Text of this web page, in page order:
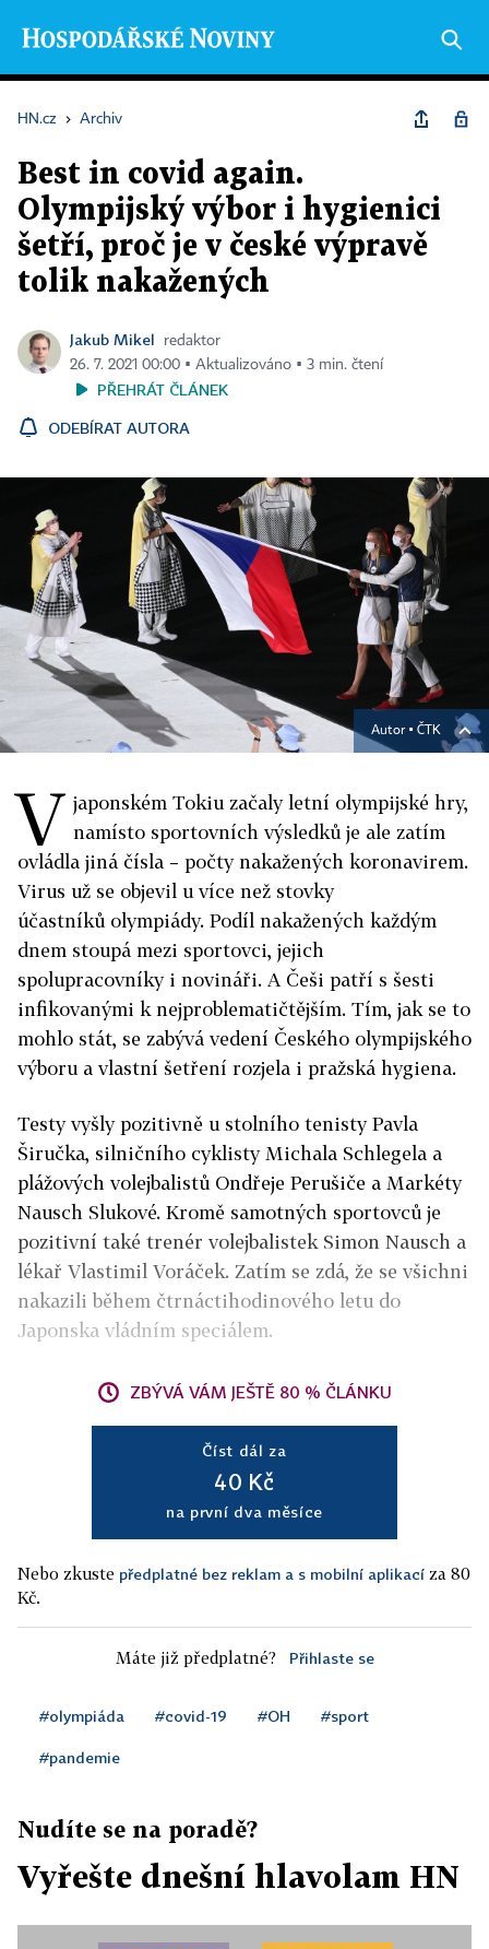
HN.cz › Archiv
Best in covid again.
Olympijský výbor i hygienici
šetří, proč je v české výpravě
tolik nakažených
Jakub Mikel
redaktor
26. 7. 2021 00:00 ▪ Aktualizováno ▪ 3 min. čtení
PŘEHRÁT ČLÁNEK
ODEBÍRAT AUTORA
Autor ▪ ČTK
V japonském Tokiu začaly letní olympijské hry,
namísto sportovních výsledků je ale zatím
ovládla jiná čísla – počty nakažených koronavirem.
Virus už se objevil u více než stovky
účastníků olympiády. Podíl nakažených každým
dnem stoupá mezi sportovci, jejich
spolupracovníky i novináři. A Češi patří s šesti
infikovanými k nejproblematičtějším. Tím, jak se to
mohlo stát, se zabývá vedení Českého olympijského
výboru a vlastní šetření rozjela i pražská hygiena.
Testy vyšly pozitivně u stolního tenisty Pavla
Širučka, silničního cyklisty Michala Schlegela a
plážových volejbalistů Ondřeje Perušiče a Markéty
Nausch Slukové. Kromě samotných sportovců je
pozitivní také trenér volejbalistek Simon Nausch a
lékař Vlastimil Voráček. Zatím se zdá, že se všichni
nakazili během čtrnáctihodinového letu do
Japonska vládním speciálem.
ZBÝVÁ VÁM JEŠTĚ 80 % ČLÁNKU
Číst dál za
40 Kč
na první dva měsíce
Nebo zkuste předplatné bez reklam a s mobilní aplikací za 80
Kč.
Máte již předplatné? Přihlaste se
#olympiáda #covid-19 #OH #sport
#pandemie
Nudíte se na poradě?
Vyřešte dnešní hlavolam HN